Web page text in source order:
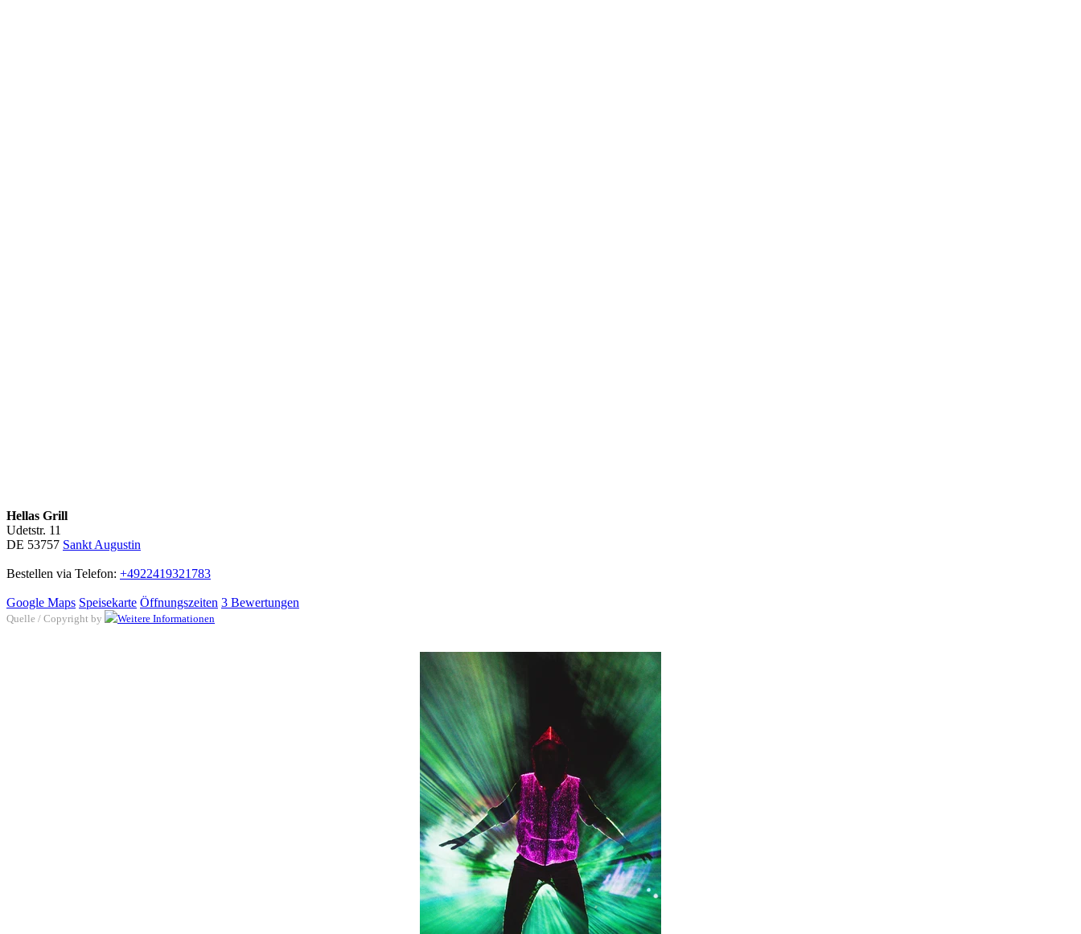
Hellas Grill
Udetstr. 11
DE 53757 Sankt Augustin
Bestellen via Telefon: +4922419321783
Google Maps Speisekarte Öffnungszeiten 3 Bewertungen
Quelle / Copyright by